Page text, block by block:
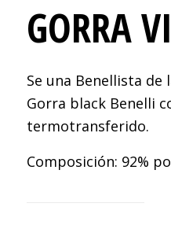
GORRA
Se una Benellista de
Gorra black Benelli
termotransferido.
Composición: 92%